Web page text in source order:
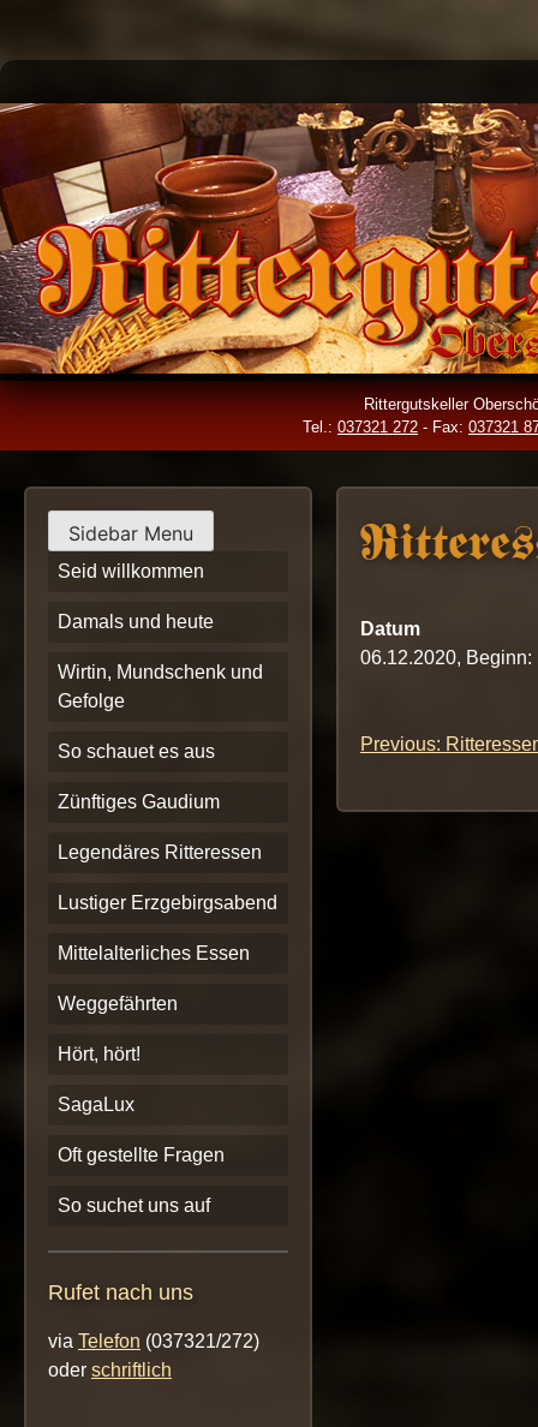
Rittergutskeller
Tel.: 037321 272 - Fax: 037321
Datum
06.12.2020, Beginn:
Beitrags-
Navigation
Previous:
Sidebar Menu
Seid willkommen
Damals und heute
Wirtin, Mundschenk und
Gefolge
So schauet es aus
Zünftiges Gaudium
Legendäres Ritteressen
Lustiger Erzgebirgsabend
Mittelalterliches Essen
Weggefährten
Hört, hört!
SagaLux
Oft gestellte Fragen
So suchet uns auf
Rufet nach uns
via Telefon (037321/272)
oder schriftlich